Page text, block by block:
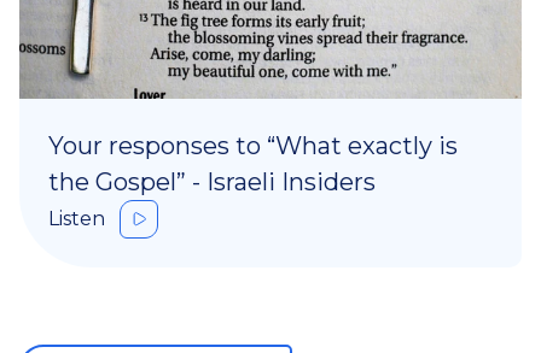
Your responses to “What exactly is
the Gospel” - Israeli Insiders
Listen